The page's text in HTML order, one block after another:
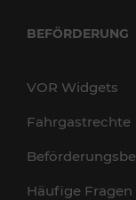
BEFÖRDERUNG
VOR Widgets
Fahrgastrechte
Häufige Fragen